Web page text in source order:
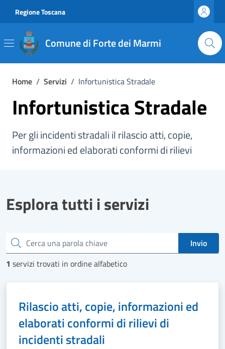
Regione Toscana
Comune di Forte dei Marmi
Home / Servizi / Infortunistica Stradale
Infortunistica Stradale
Per gli incidenti stradali il rilascio atti, copie,
informazioni ed elaborati conformi di rilievi
Esplora tutti i servizi
Cerca una parola chiave
Invio
1 servizi trovati in ordine alfabetico
Rilascio atti, copie, informazioni ed
elaborati conformi di rilievi di
incidenti stradali